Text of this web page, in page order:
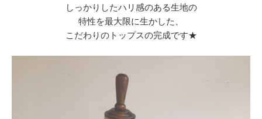
しっかりしたハリ感のある生地の
特性を最大限に生かした、
こだわりのトップスの完成です★